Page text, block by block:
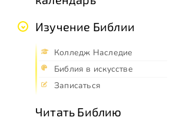
Изучение Библии
Колледж Наследие
Библия в искусстве
Записаться
Читать Библию